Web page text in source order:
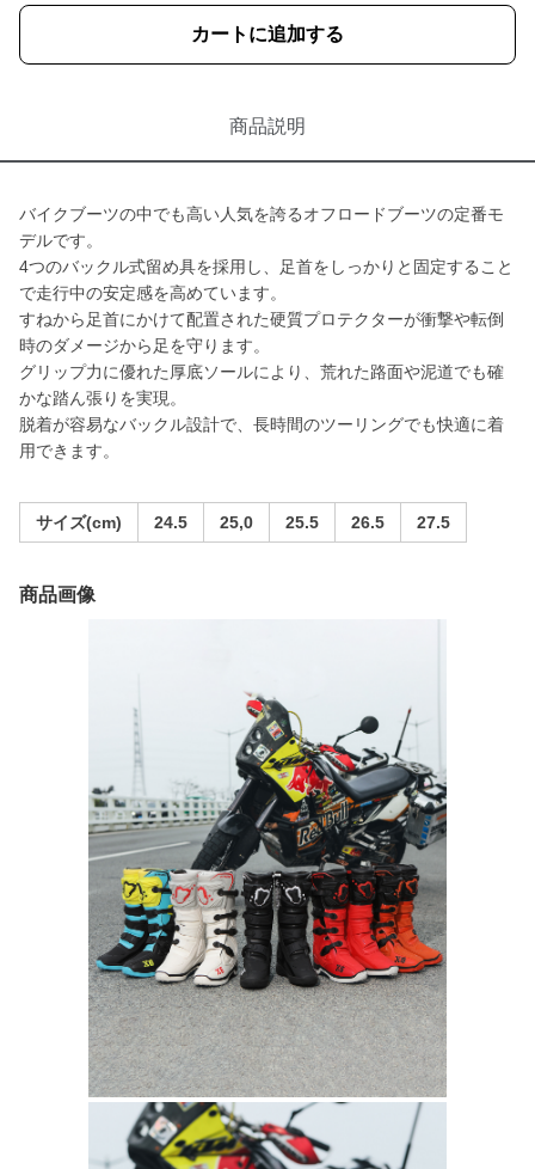
カートに追加する
商品説明
バイクブーツの中でも高い人気を誇るオフロードブーツの定番モ
デルです。
4つのバックル式留め具を採用し、足首をしっかりと固定すること
で走行中の安定感を高めています。
すねから足首にかけて配置された硬質プロテクターが衝撃や転倒
時のダメージから足を守ります。
グリップ力に優れた厚底ソールにより、荒れた路面や泥道でも確
かな踏ん張りを実現。
脱着が容易なバックル設計で、長時間のツーリングでも快適に着
用できます。
サイズ(cm) 24.5 25,0 25.5 26.5 27.5
商品画像